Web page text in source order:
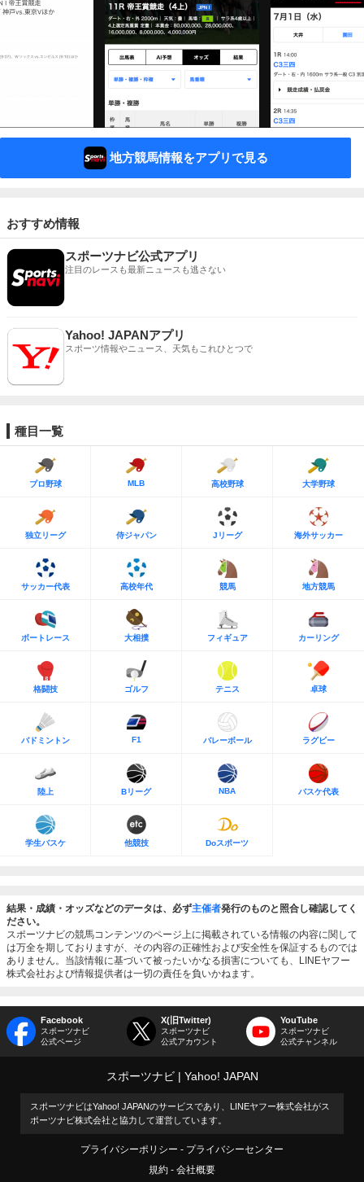
地方競馬情報をアプリで見る
おすすめ情報
スポーツナビ公式アプリ
注目のレースも最新ニュースも逃さない
Yahoo! JAPANアプリ
スポーツ情報やニュース、天気もこれひとつで
種目一覧
プロ野球 MLB 高校野球 大学野球
独立リーグ 侍ジャパン Jリーグ 海外サッカー
サッカー代表 高校年代 競馬 地方競馬
ボートレース 大相撲 フィギュア カーリング
格闘技 ゴルフ テニス 卓球
バドミントン F1 バレーボール ラグビー
陸上 Bリーグ NBA バスケ代表
学生バスケ 他競技 Doスポーツ
結果・成績・オッズなどのデータは、必ず主催者発行のものと照合し確認してく
ださい。
スポーツナビの競馬コンテンツのページ上に掲載されている情報の内容に関して
は万全を期しておりますが、その内容の正確性および安全性を保証するものでは
ありません。当該情報に基づいて被ったいかなる損害についても、LINEヤフー
株式会社および情報提供者は一切の責任を負いかねます。
Facebook
スポーツナビ
公式ページ
X(旧Twitter)
スポーツナビ
公式アカウント
YouTube
スポーツナビ
公式チャンネル
スポーツナビ Yahoo! JAPAN
スポーツナビはYahoo! JAPANのサービスであり、LINEヤフー株式会社がス
ポーツナビ株式会社と協力して運営しています。
プライバシーポリシー
プライバシーセンター
規約
会社概要